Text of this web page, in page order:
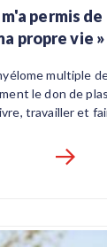
m'a permis
propre vie
multiple
le don de
travailler et